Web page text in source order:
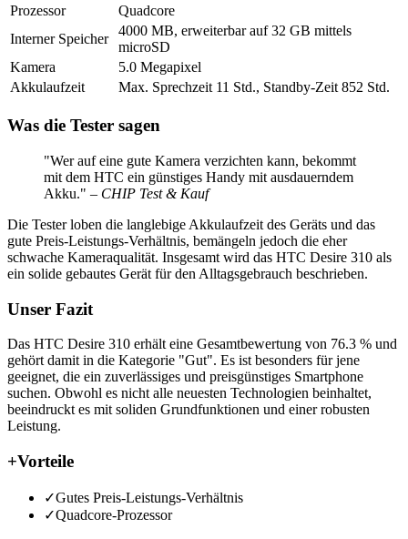
Prozessor
Quadcore
Interner Speicher
4000 MB, erweiterbar auf 32 GB mittels
microSD
Kamera
5.0 Megapixel
Akkulaufzeit
Max. Sprechzeit 11 Std., Standby-Zeit 852 Std.
Was die Tester sagen
"Wer auf eine gute Kamera verzichten kann, bekommt
mit dem HTC ein günstiges Handy mit ausdauerndem
Akku." – CHIP Test & Kauf
Die Tester loben die langlebige Akkulaufzeit des Geräts und das
gute Preis-Leistungs-Verhältnis, bemängeln jedoch die eher
schwache Kameraqualität. Insgesamt wird das HTC Desire 310 als
ein solide gebautes Gerät für den Alltagsgebrauch beschrieben.
Unser Fazit
Das HTC Desire 310 erhält eine Gesamtbewertung von 76.3 % und
gehört damit in die Kategorie "Gut". Es ist besonders für jene
geeignet, die ein zuverlässiges und preisgünstiges Smartphone
suchen. Obwohl es nicht alle neuesten Technologien beinhaltet,
beeindruckt es mit soliden Grundfunktionen und einer robusten
Leistung.
+Vorteile
✓Gutes Preis-Leistungs-Verhältnis
✓Quadcore-Prozessor